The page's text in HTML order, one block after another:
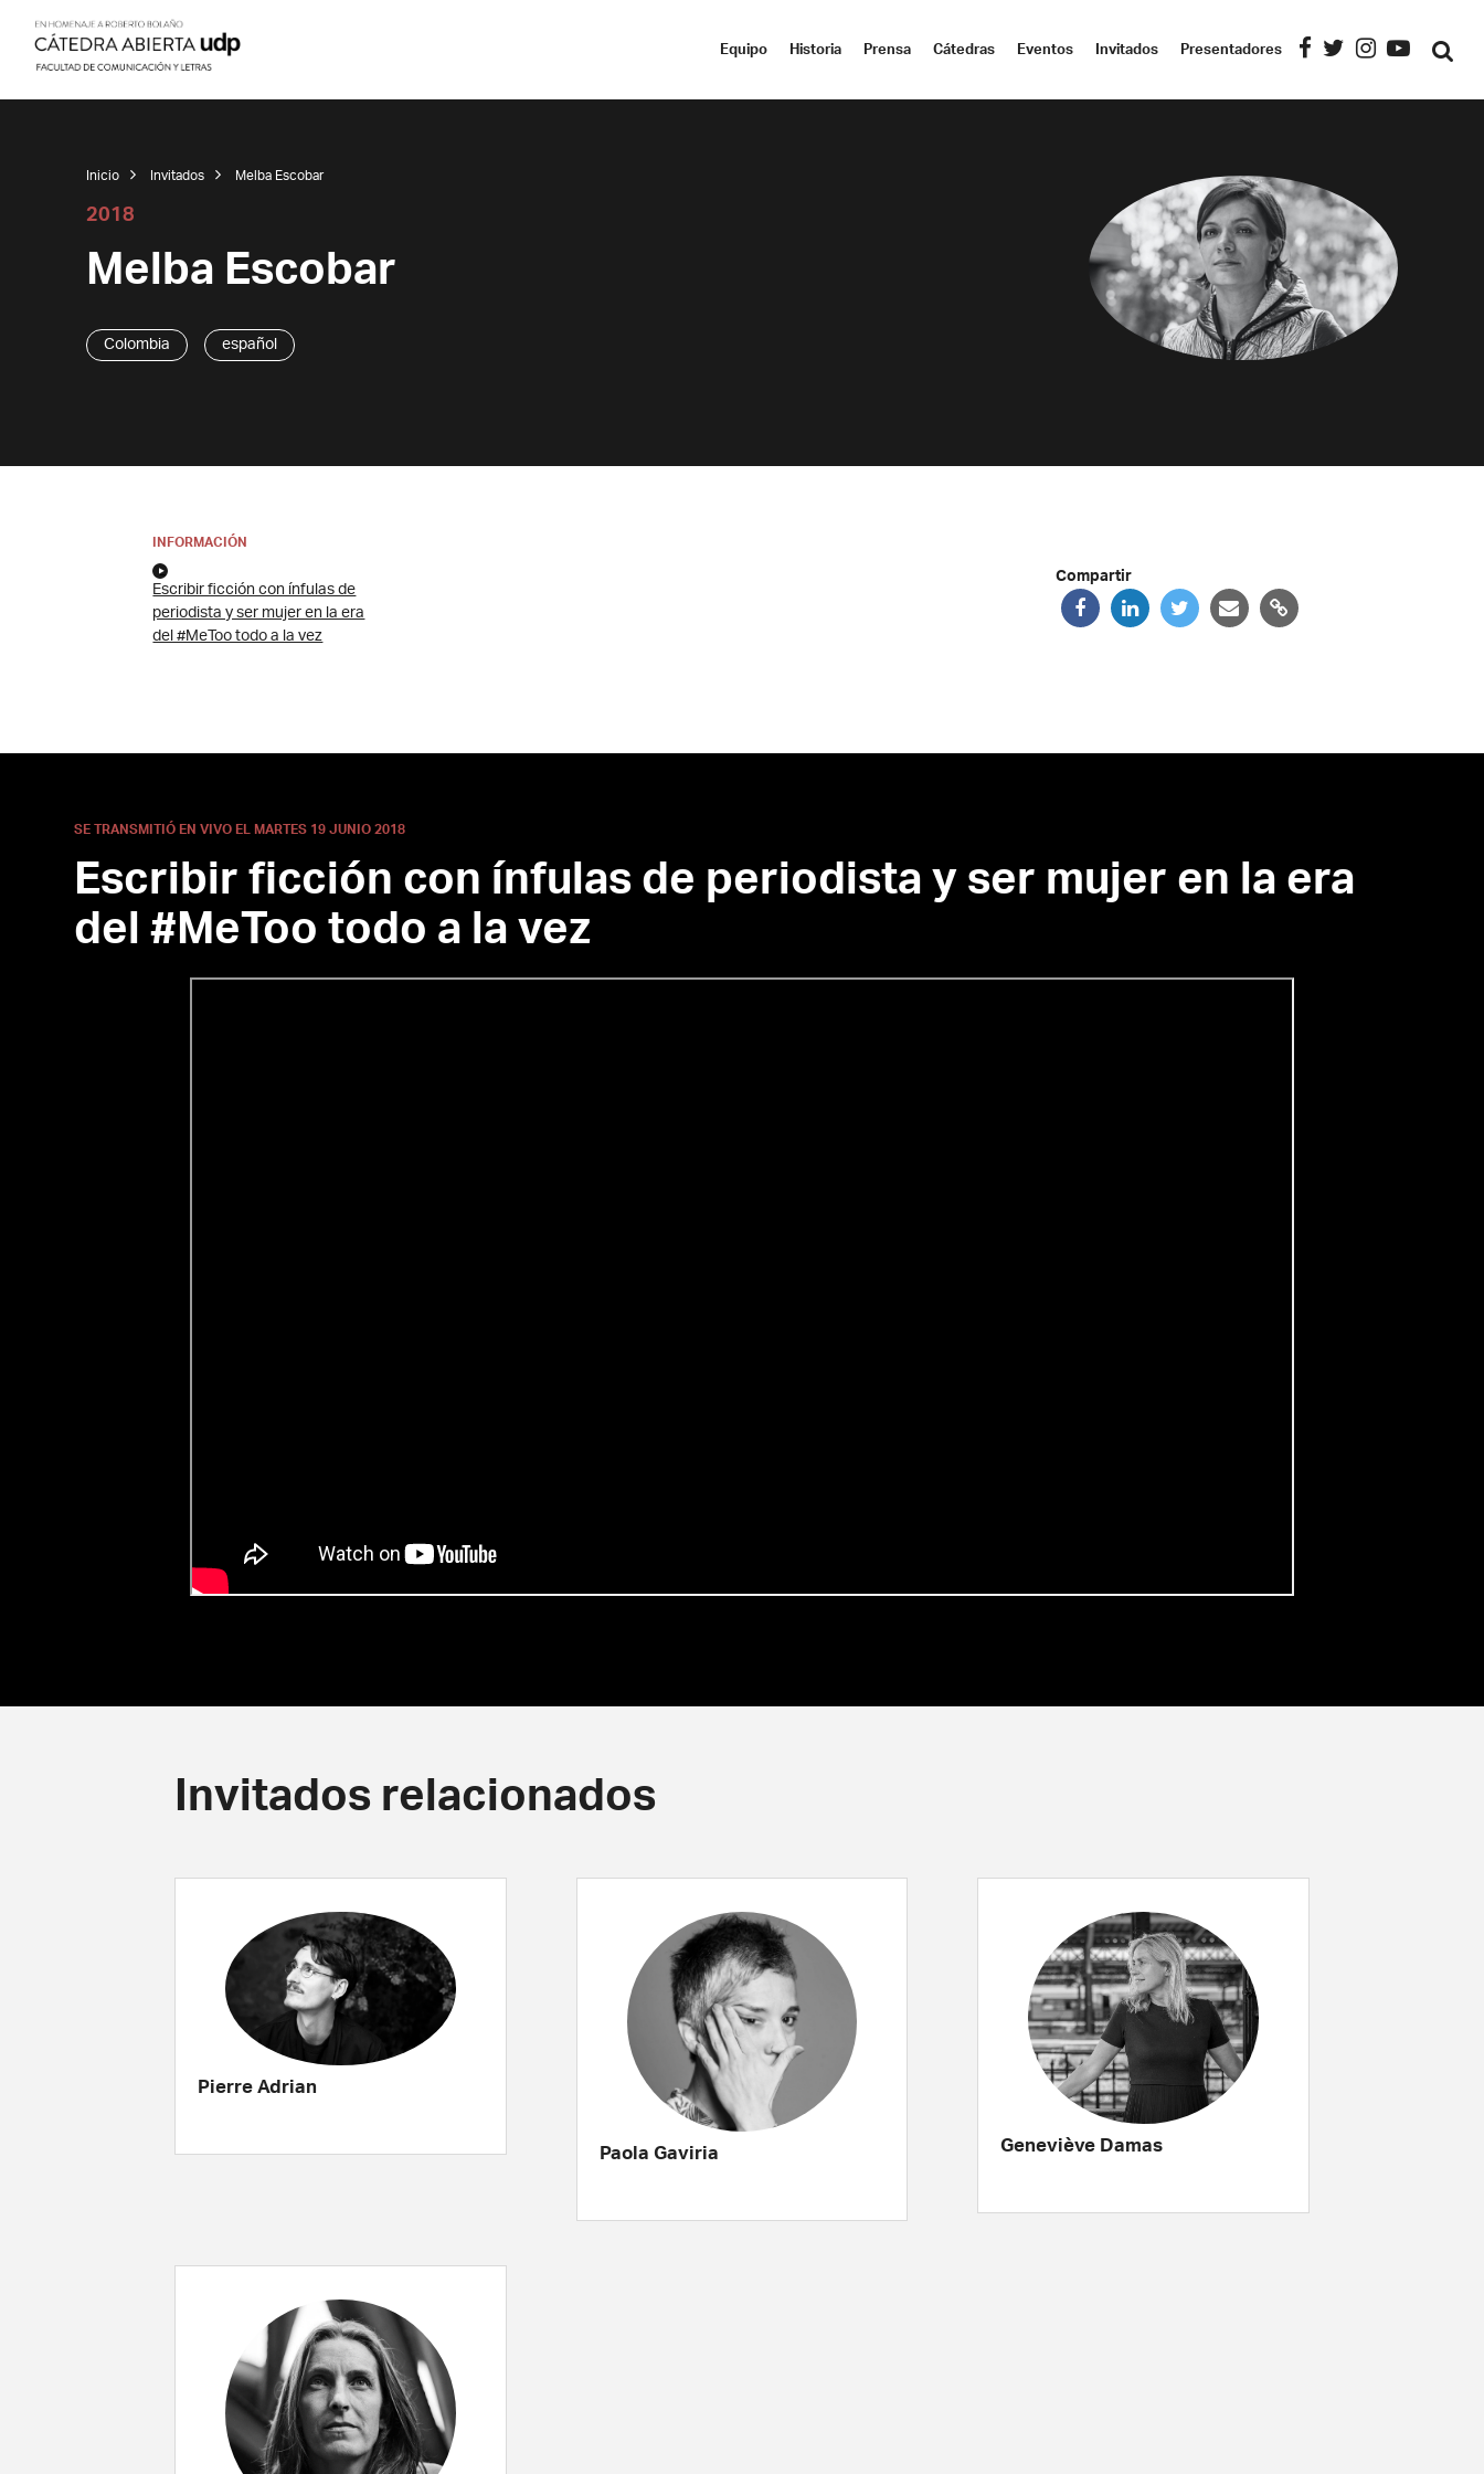
Equipo Historia Prensa Cátedras Eventos Invitados Presentadores
Inicio Invitados Melba Escobar
2018
Melba Escobar
Colombia español
INFORMACIÓN
Escribir ficción con ínfulas de
periodista y ser mujer en la era
del #MeToo todo a la vez
Compartir
SE TRANSMITIÓ EN VIVO EL MARTES 19 JUNIO 2018
Escribir ficción con ínfulas de periodista y ser mujer en la era
del #MeToo todo a la vez
Invitados relacionados
Pierre Adrian
Paola Gaviria Geneviève Damas